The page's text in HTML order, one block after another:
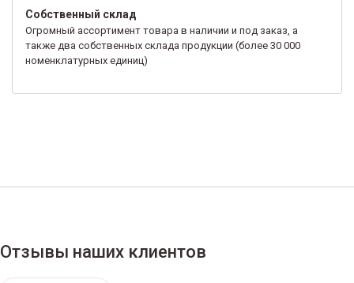
Собственный склад
Огромный ассортимент товара в наличии и под заказ, а
также два собственных склада продукции (более 30 000
номенклатурных единиц)
Отзывы наших клиентов